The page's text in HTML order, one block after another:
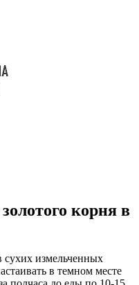
корня в
измельченных
в темном месте